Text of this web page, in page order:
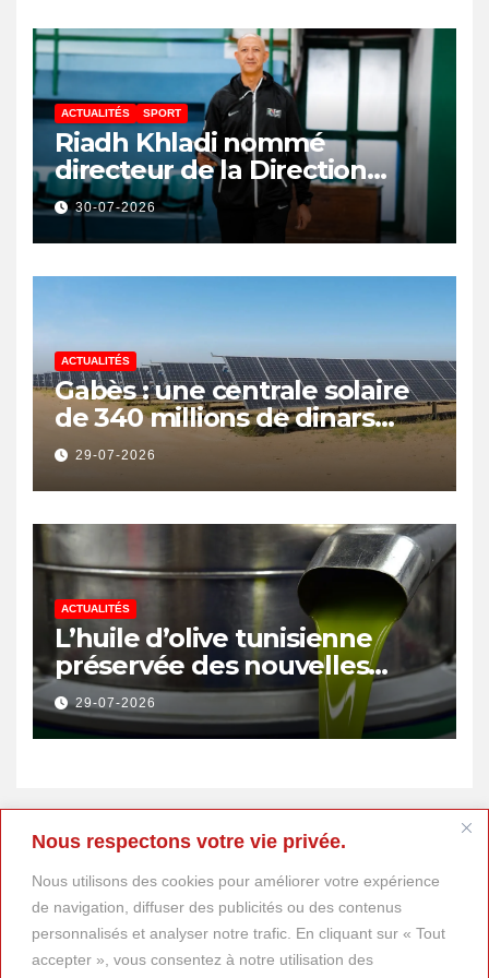
Nous respectons votre vie privée.
Nous utilisons des cookies pour améliorer votre expérience
de navigation, diffuser des publicités ou des contenus
personnalisés et analyser notre trafic. En cliquant sur « Tout
accepter », vous consentez à notre utilisation des
ACTUALITÉS SPORT
Riadh Khladi nommé
directeur de la Direction
Nationale de l’Arbitrage
30-07-2026
ACTUALITÉS
Gabès : une centrale solaire
de 340 millions de dinars
pour renforcer la transition
énergétique et créer 400
emplois
29-07-2026
ACTUALITÉS
L’huile d’olive tunisienne
préservée des nouvelles
surtaxes américaines de
Donald Trump
29-07-2026